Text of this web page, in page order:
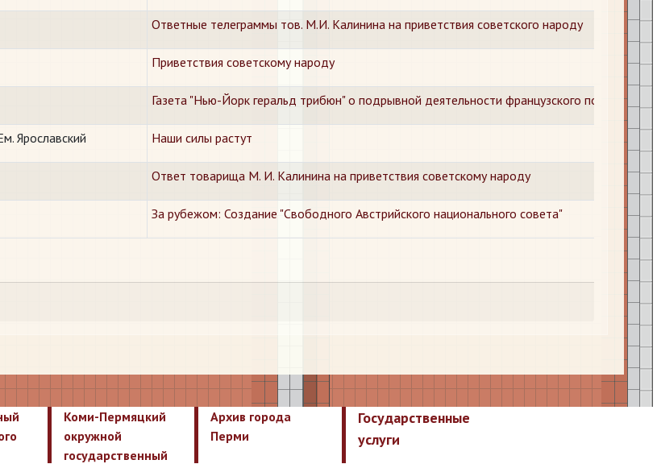
Ответные телеграммы тов. М.И. Калинина на приветствия советского народу
Приветствия советскому народу
Газета "Нью-Йорк геральд трибюн" о подрывной деятельности французского посла в США
Ярославский Наши силы растут
Ответ товарища М. И. Калинина на приветствия советскому народу
За рубежом: Создание "Свободного Австрийского национального совета"
Коми-Пермяцкий
окружной
государственный
Архив города
Перми
Государственные
услуги